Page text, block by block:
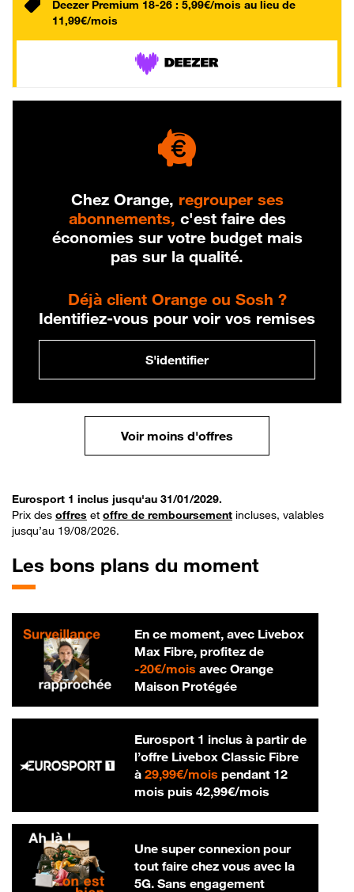
Deezer Premium 18-26 : 5,99€/mois au lieu de
11,99€/mois
Chez Orange, regrouper ses
abonnements, c'est faire des
économies sur votre budget mais
pas sur la qualité.
Déjà client Orange ou Sosh ?
Identifiez-vous pour voir vos remises
S'identifier
Voir moins d'offres
Eurosport 1 inclus jusqu'au 31/01/2029.
Prix des offres et offre de remboursement incluses, valables
jusqu’au 19/08/2026.
Les bons plans du moment
En ce moment, avec Livebox
Max Fibre, profitez de
-20€/mois20 € par mois
avec Orange
Maison Protégée
Eurosport 1 inclus à partir de
l’offre Livebox Classic Fibre
à 29,99€/mois29,99 € par mois
pendant 12
mois puis 42,99€/mois42,99 € par
Une super connexion pour
tout faire chez vous avec la
5G. Sans engagement